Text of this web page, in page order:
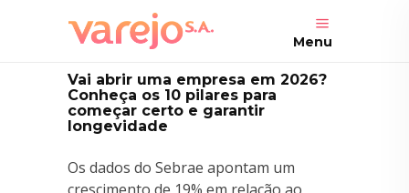
Menu
Vai abrir uma empresa em 2026?
Conheça os 10 pilares para
começar certo e garantir
longevidade
Os dados do Sebrae apontam um